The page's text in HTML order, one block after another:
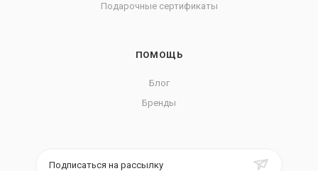
Подарочные сертификаты
ПОМОЩЬ
Блог
Бренды
Подписаться на рассылку